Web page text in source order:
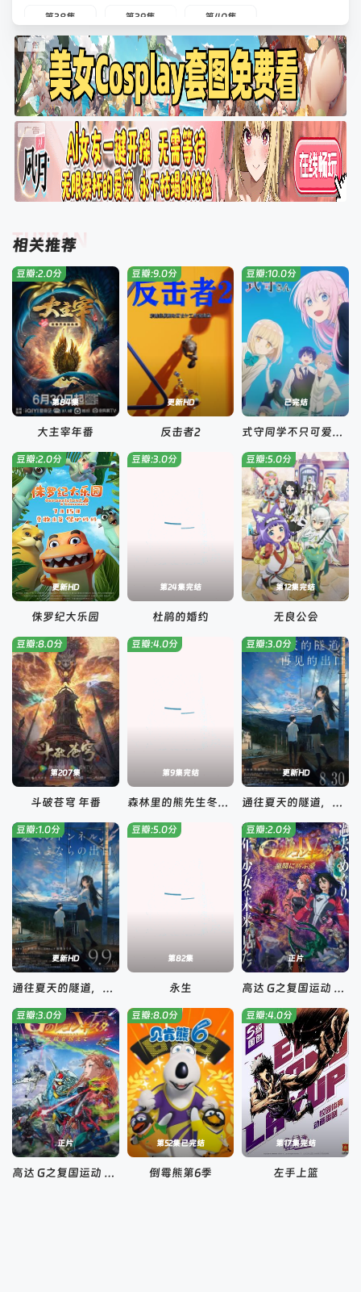
第38集 第39集 第40集
相关推荐
TUIJIAN
第84集
豆瓣:2.0分
大主宰年番
更新HD
豆瓣:9.0分
反击者2
已完结
豆瓣:10.0分
式守同学不只可爱而已
更新HD
豆瓣:2.0分
侏罗纪大乐园
第24集完结
豆瓣:3.0分
杜鹃的婚约
第12集完结
豆瓣:5.0分
无良公会
第207集
豆瓣:8.0分
斗破苍穹 年番
第9集完结
豆瓣:4.0分
森林里的熊先生冬眠中
更新HD
豆瓣:3.0分
通往夏天的隧道，再见的出口国语
更新HD
豆瓣:1.0分
通往夏天的隧道，离别的出口
第82集
豆瓣:5.0分
永生
正片
豆瓣:2.0分
高达 G之复国运动 剧场版IV 在激斗中呼唤爱
正片
豆瓣:3.0分
高达 G之复国运动 剧场版V 跨越死线
第52集已完结
豆瓣:8.0分
倒霉熊第6季
第17集完结
豆瓣:4.0分
左手上篮